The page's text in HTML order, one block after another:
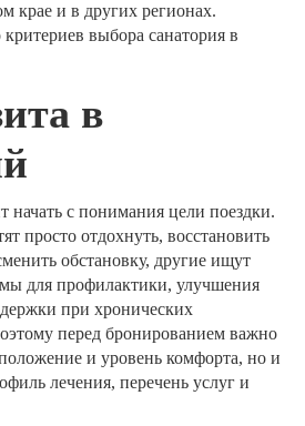
крае и в других регионах.
выбора санатория в
в
начать с понимания цели поездки.
просто отдохнуть, восстановить
обстановку, другие ищут
для профилактики, улучшения
при хронических
перед бронированием важно
и уровень комфорта, но и
лечения, перечень услуг и